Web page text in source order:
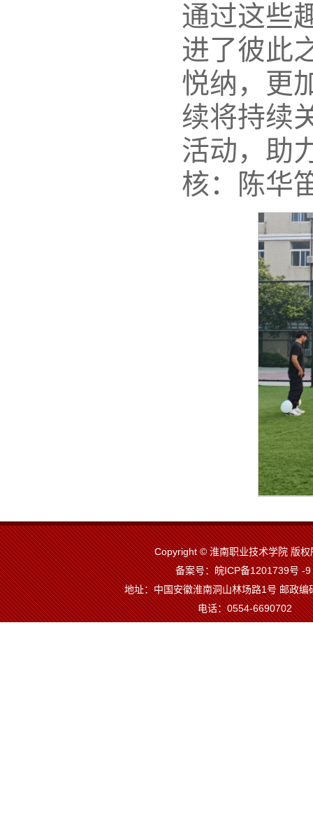
通过这些
进了彼此
悦纳，更
续将持续
活动，助
核：陈华
Copyright © 淮南职业技术学院 版
备案号：皖ICP备1201739号 -9
地址：中国安徽淮南洞山林场路1号 邮政
电话：0554-6690702